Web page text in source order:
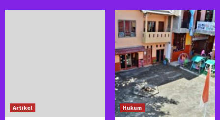
Artikel Hukum